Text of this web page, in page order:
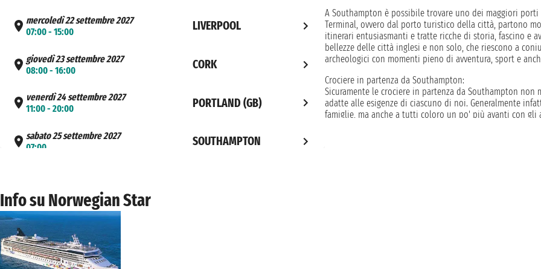
mercoledì 22 settembre 2027
07:00 - 15:00
LIVERPOOL
giovedì 23 settembre 2027
08:00 - 16:00
CORK
venerdì 24 settembre 2027
11:00 - 20:00
PORTLAND (GB)
sabato 25 settembre 2027
07:00
SOUTHAMPTON
A Southampton è possibile trovare uno dei maggiori
Terminal, ovvero dal porto turistico della città, partono
itinerari entusiasmanti e tratte ricche di storia, fascino e
bellezze delle città inglesi e non solo, che riescono a
archeologici con momenti pieno di avventura, sport e
Crociere in partenza da Southampton:
Sicuramente le crociere in partenza da Southampton
adatte alle esigenze di ciascuno di noi. Generalmente
famiglie, ma anche a tutti coloro un po' più avanti con
Le navi da crociera che salpano da Southampton sono
Info su Norwegian Star